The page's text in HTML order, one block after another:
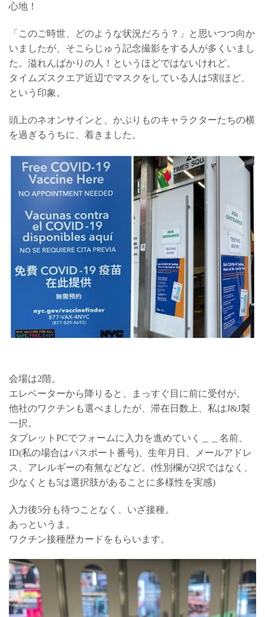
心地！
「このご時世、どのような状況だろう？」と思いつつ向か
いましたが、そこらじゅう記念撮影をする人が多くいまし
た。溢れんばかりの人！というほどではないけれど。
タイムズスクエア近辺でマスクをしている人は5割ほど、
という印象。
頭上のネオンサインと、かぶりものキャラクターたちの横
を過ぎるうちに、着きました。
会場は2階。
エレベーターから降りると、まっすぐ目に前に受付が。
他社のワクチンも選べましたが、滞在日数上、私はJ&J製
一択。
タブレットPCでフォームに入力を進めていく＿＿名前、
ID(私の場合はパスポート番号)、生年月日、メールアドレ
ス、アレルギーの有無などなど。(性別欄が2択ではなく、
少なくとも5は選択肢があることに多様性を実感)
入力後5分も待つことなく、いざ接種。
あっというま。
ワクチン接種歴カードをもらいます。